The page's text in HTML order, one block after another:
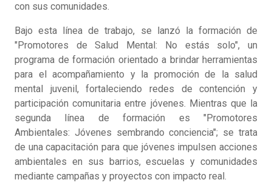
con sus comunidades.
Bajo esta línea de trabajo, se lanzó la formación de
"Promotores de Salud Mental: No estás solo", un
programa de formación orientado a brindar herramientas
para el acompañamiento y la promoción de la salud
mental juvenil, fortaleciendo redes de contención y
participación comunitaria entre jóvenes. Mientras que la
segunda línea de formación es "Promotores
Ambientales: Jóvenes sembrando conciencia"; se trata
de una capacitación para que jóvenes impulsen acciones
ambientales en sus barrios, escuelas y comunidades
mediante campañas y proyectos con impacto real.